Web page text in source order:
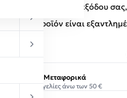
εντυπωσιάζετε στις εξόδου
Αυτό το προϊόν είναι
Δωρεάν Μεταφορικά
Σε παραγγελίες άνω των 50 €